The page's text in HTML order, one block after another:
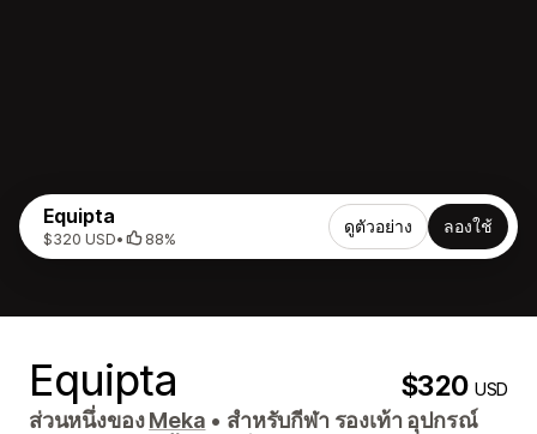
Equipta
$320 USD• 88%
ดูตัวอย่าง ลองใช้
Equipta $320USD
ส่วนหนึ่งของMeka • สำหรับกีฬา รองเท้า อุปกรณ์